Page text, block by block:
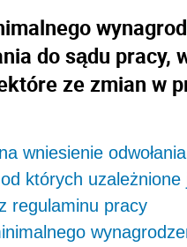
do sądu
ze zmian w
wniesienie
których
regulaminu pracy